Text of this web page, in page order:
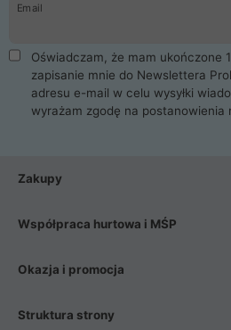
Email
Oświadczam, że mam ukończone
zapisanie mnie do Newslettera
adresu e-mail w celu wysyłki
wyrażam zgodę na postanowienia
Zakupy
Współpraca hurtowa i MŚP
Okazja i promocja
Struktura strony